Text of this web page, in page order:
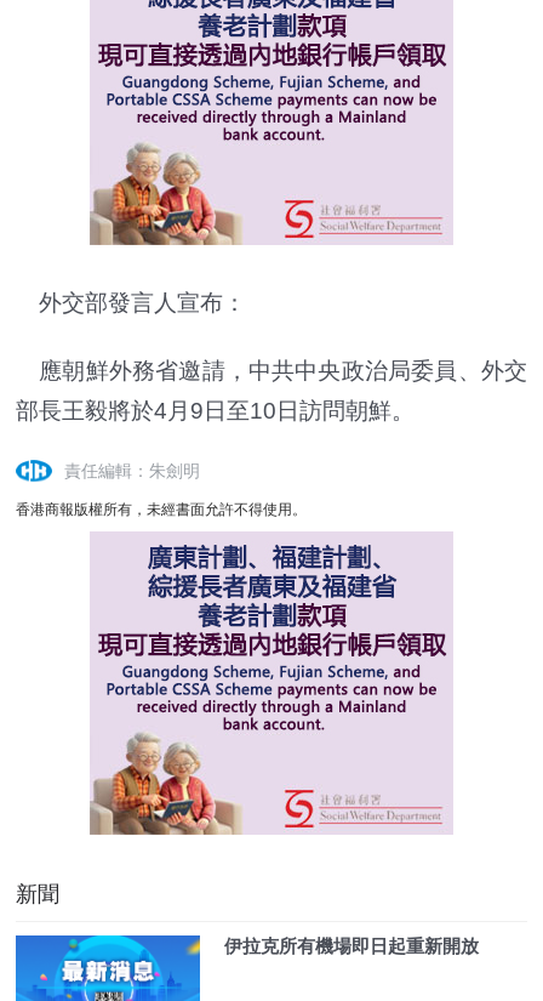
外交部發言人宣布：
應朝鮮外務省邀請，中共中央政治局委員、外交
部長王毅將於4月9日至10日訪問朝鮮。
責任編輯：朱劍明
香港商報版權所有，未經書面允許不得使用。
新聞
伊拉克所有機場即日起重新開放